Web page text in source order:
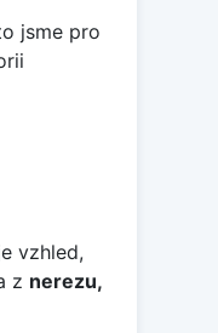
jsme pro
vzhled,
z nerezu,